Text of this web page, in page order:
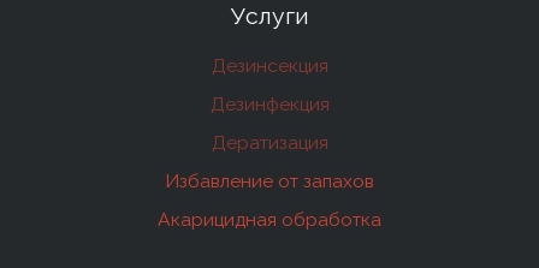
Услуги
Дезинсекция
Дезинфекция
Дератизация
Избавление от запахов
Акарицидная обработка